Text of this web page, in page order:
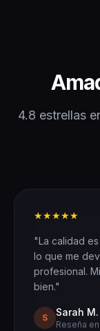
4.8 estrellas
★★★★★
"La calidad
lo que me
profesional.
bien."
S Sarah M.
Reseña